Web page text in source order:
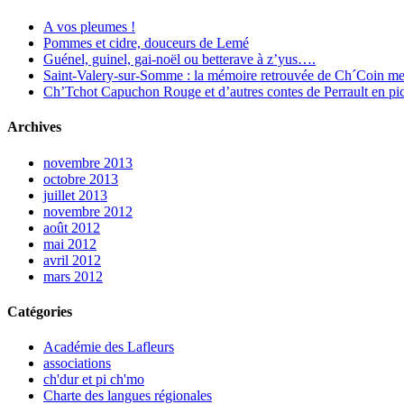
A vos pleumes !
Pommes et cidre, douceurs de Lemé
Guénel, guinel, gai-noël ou betterave à z’yus….
Saint-Valery-sur-Somme : la mémoire retrouvée de Ch´Coin
Ch’Tchot Capuchon Rouge et d’autres contes de Perrault en
Archives
novembre 2013
octobre 2013
juillet 2013
novembre 2012
août 2012
mai 2012
avril 2012
mars 2012
Catégories
Académie des Lafleurs
associations
ch'dur et pi ch'mo
Charte des langues régionales